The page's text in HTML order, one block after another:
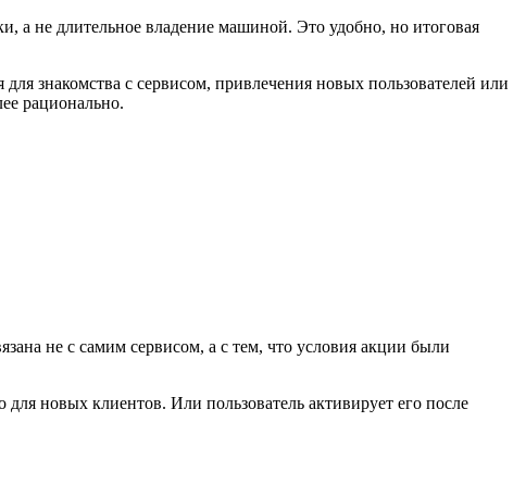
а не длительное владение машиной. Это удобно, но итоговая
знакомства с сервисом, привлечения новых пользователей или
рационально.
не с самим сервисом, а с тем, что условия акции были
новых клиентов. Или пользователь активирует его после